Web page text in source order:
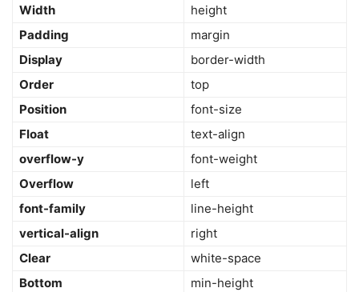
Width
height
Padding
margin
Display
border-width
Order
top
Position
font-size
Float
text-align
overflow-y
font-weight
Overflow
left
font-family
line-height
vertical-align
right
Clear
white-space
Bottom
min-height